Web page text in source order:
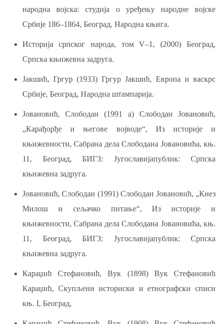
народна војска: студија о уређењу народне војске
Србије 186–1864, Београд, Народна књига.
Историја српског народа, том V–1, (2000) Београд,
Српска књижевна задруга.
Јакшић, Гргур (1933) Гргур Јакшић, Европа и васкрс
Србије, Београд, Народна штампарија.
Јовановић, Слободан (1991 а) Слободан Јовановић,
„Карађорђе и његове војводе“, Из историје и
књижевности, Сабрана дела Слободана Јовановића, књ.
11, Београд, БИГЗ: Југославијапублик: Српска
књижевна задруга.
Јовановић, Слободан (1991) Слободан Јовановић, „Кнез
Милош и сељачко питање“, Из историје и
књижевности, Сабрана дела Слободана Јовановића, књ.
11, Београд, БИГЗ: Југославијапублик: Српска
књижевна задруга.
Караџић Стефановић, Вук (1898) Вук Стефановић
Караџић, Скупљени историски и етнографски списи
књ. I, Београд,